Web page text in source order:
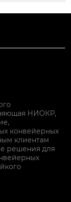
НИОКР,
конвейерных
клиентам
решения для